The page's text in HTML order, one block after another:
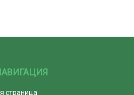
страница